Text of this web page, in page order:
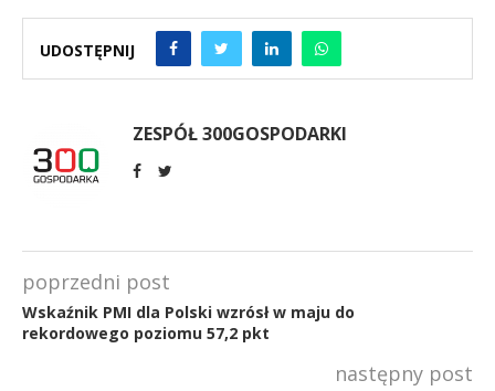
UDOSTĘPNIJ
ZESPÓŁ 300GOSPODARKI
poprzedni post
Wskaźnik PMI dla Polski wzrósł w maju do
rekordowego poziomu 57,2 pkt
następny post